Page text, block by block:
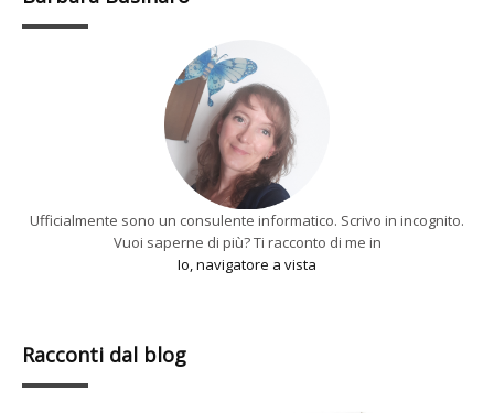
Ufficialmente sono un consulente informatico. Scrivo in incognito.
Vuoi saperne di più? Ti racconto di me in
Io, navigatore a vista
Racconti dal blog